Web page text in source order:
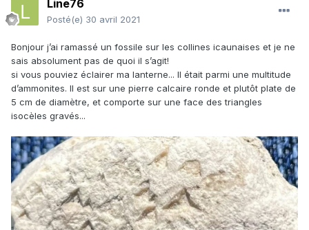
Line76
Posté(e) 30 avril 2021
Bonjour j’ai ramassé un fossile sur les collines icaunaises et je ne
sais absolument pas de quoi il s’agit!
si vous pouviez éclairer ma lanterne... Il était parmi une multitude
d’ammonites. Il est sur une pierre calcaire ronde et plutôt plate de
5 cm de diamètre, et comporte sur une face des triangles
isocèles gravés...